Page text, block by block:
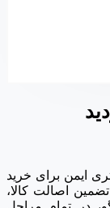
بستری ایمن برای خرید
اصالت کالا،